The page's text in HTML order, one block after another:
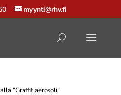
myynti@rhv.fi
“Graffitiaerosoli”